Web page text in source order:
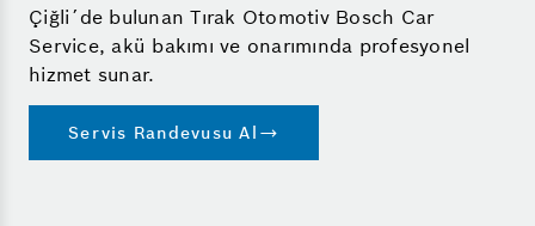
Çiğli´de bulunan Tırak Otomotiv Bosch Car
Service, akü bakımı ve onarımında profesyonel
hizmet sunar.
Servis Randevusu Al